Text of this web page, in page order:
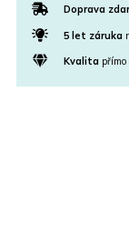
Doprava
5 let záruka
Kvalitapřímo